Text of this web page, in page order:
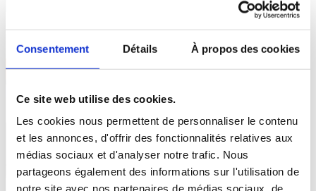
Consentement Détails À propos des cookies
Ce site web utilise des cookies.
Les cookies nous permettent de personnaliser le contenu
et les annonces, d'offrir des fonctionnalités relatives aux
médias sociaux et d'analyser notre trafic. Nous
partageons également des informations sur l'utilisation de
notre site avec nos partenaires de médias sociaux, de
Maintenance de corbeilles
VOIR PLUS